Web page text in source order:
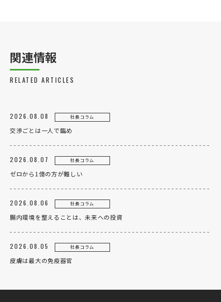
関連情報
RELATED ARTICLES
2026.08.08 社長コラム
交渉ごとは一人で臨め
2026.08.07 社長コラム
ゼロから1億の方が難しい
2026.08.06 社長コラム
腸内環境を整えることは、未来への投資
2026.08.05 社長コラム
皮膚は最大の免疫器官